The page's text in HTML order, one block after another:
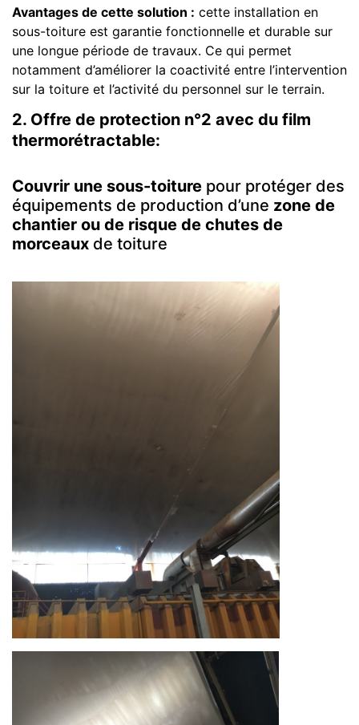
Avantages de cette solution : cette installation en
sous-toiture est garantie fonctionnelle et durable sur
une longue période de travaux. Ce qui permet
notamment d’améliorer la coactivité entre l’intervention
sur la toiture et l’activité du personnel sur le terrain.
2. Offre de protection n°2 avec du film
thermorétractable:
Couvrir une sous-toiture pour protéger des
équipements de production d’une zone de
chantier ou de risque de chutes de
morceaux de toiture